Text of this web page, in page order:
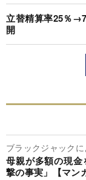
立替精算率25％
開
ブラックジャックに
母親が多額の現
撃の事実」【マン